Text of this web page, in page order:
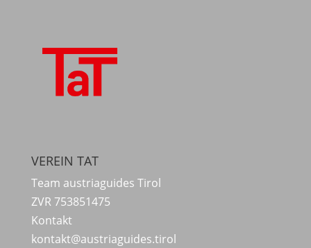
VEREIN TAT
Team austriaguides Tirol
ZVR 753851475
Kontakt
kontakt@austriaguides.tirol